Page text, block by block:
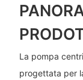
La pompa
progettata per